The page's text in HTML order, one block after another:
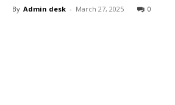
By Admin desk - March 27, 2025 0